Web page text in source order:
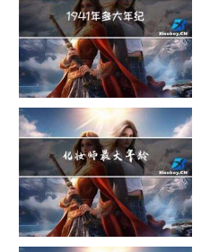
1941年多大年纪